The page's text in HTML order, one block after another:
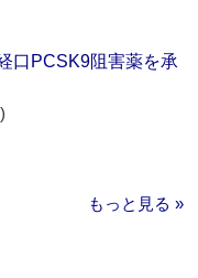
口PCSK9阻害薬を承
もっと見る »